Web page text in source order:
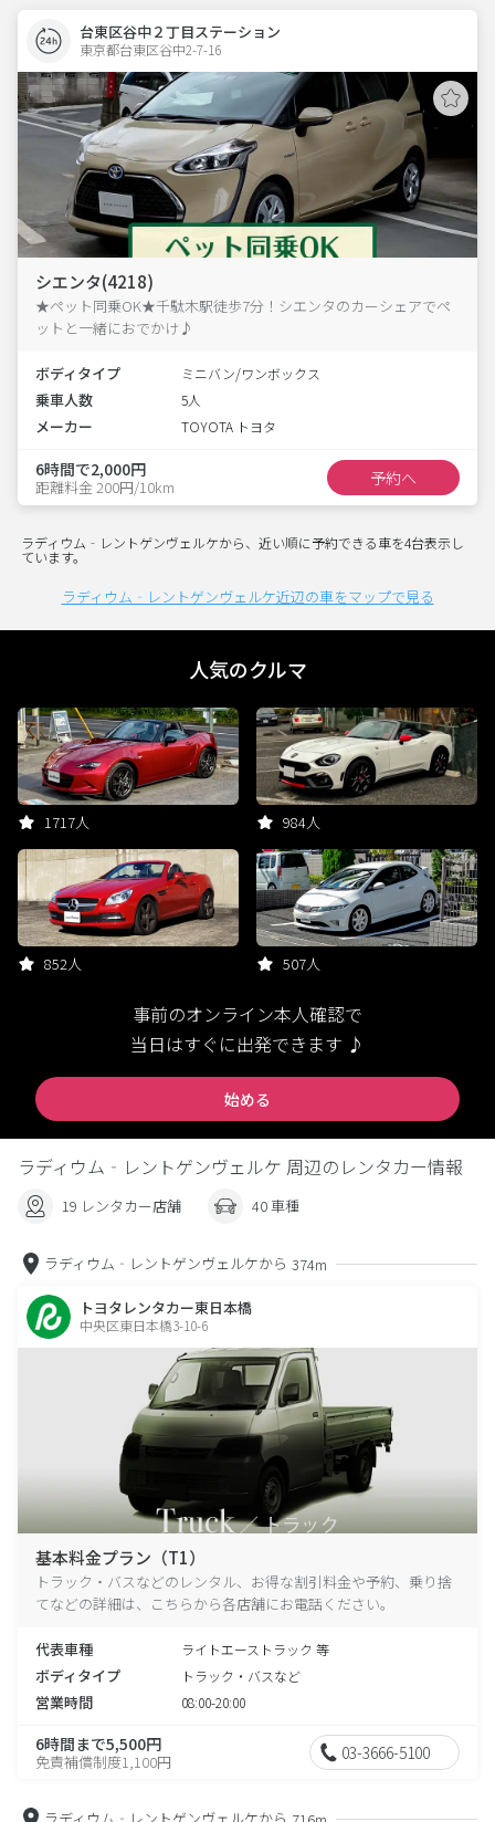
台東区谷中２丁目ステーション
東京都台東区谷中2-7-16
シエンタ(4218)
★ペット同乗OK★千駄木駅徒歩7分！シエンタのカーシェアでペ
ットと一緒におでかけ♪
ボディタイプ ミニバン/ワンボックス
乗車人数 5人
メーカー TOYOTA トヨタ
6時間で2,000円
距離料金 200円/10km 予約へ
ラディウム‐レントゲンヴェルケから、近い順に予約できる車を4台表示し
ています。
ラディウム‐レントゲンヴェルケ近辺の車をマップで見る
人気のクルマ
1717人 984人
852人 507人
事前のオンライン本人確認で
当日はすぐに出発できます ♪
始める
ラディウム‐レントゲンヴェルケ 周辺のレンタカー情報
19 レンタカー店舗 40 車種
ラディウム‐レントゲンヴェルケから 374m
トヨタレンタカー東日本橋
中央区東日本橋3-10-6
基本料金プラン（T1）
トラック・バスなどのレンタル、お得な割引料金や予約、乗り捨
てなどの詳細は、こちらから各店舗にお電話ください。
代表車種 ライトエーストラック 等
ボディタイプ トラック・バスなど
営業時間 08:00-20:00
6時間まで5,500円
免責補償制度1,100円 03-3666-5100